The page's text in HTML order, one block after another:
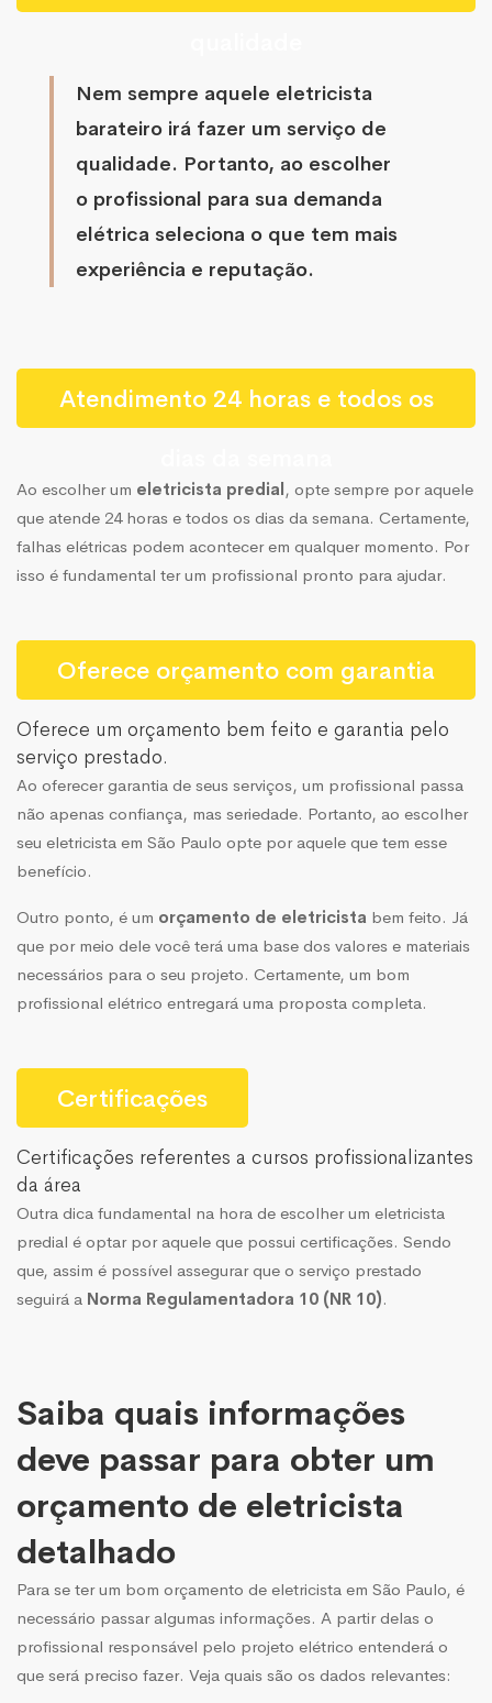
Nem sempre aquele eletricista
barateiro irá fazer um serviço de
qualidade. Portanto, ao escolher
o profissional para sua demanda
elétrica seleciona o que tem mais
experiência e reputação.
Atendimento 24 horas e todos os
Ao escolher um eletricista predial, opte sempre por aquele
que atende 24 horas e todos os dias da semana. Certamente,
falhas elétricas podem acontecer em qualquer momento. Por
isso é fundamental ter um profissional pronto para ajudar.
Oferece orçamento com garantia
Oferece um orçamento bem feito e garantia pelo
serviço prestado.
Ao oferecer garantia de seus serviços, um profissional passa
não apenas confiança, mas seriedade. Portanto, ao escolher
seu eletricista em São Paulo opte por aquele que tem esse
benefício.
Outro ponto, é um orçamento de eletricista bem feito. Já
que por meio dele você terá uma base dos valores e materiais
necessários para o seu projeto. Certamente, um bom
profissional elétrico entregará uma proposta completa.
Certificações
Certificações referentes a cursos profissionalizantes
da área
Outra dica fundamental na hora de escolher um eletricista
predial é optar por aquele que possui certificações. Sendo
que, assim é possível assegurar que o serviço prestado
seguirá a Norma Regulamentadora 10 (NR 10).
Saiba quais informações
deve passar para obter um
orçamento de eletricista
detalhado
Para se ter um bom orçamento de eletricista em São Paulo, é
necessário passar algumas informações. A partir delas o
profissional responsável pelo projeto elétrico entenderá o
que será preciso fazer. Veja quais são os dados relevantes: